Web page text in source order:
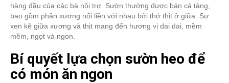
hàng đầu của các bà nội trợ. Sườn thường được bán cả tảng,
bao gồm phần xương nối liền với nhau bởi thớ thịt ở giữa. Sự
xen kẽ giữa xương và thịt mang đến hương vị dai dai, mềm
mềm, ngọt và ngon.
Bí quyết lựa chọn sườn heo để
có món ăn ngon